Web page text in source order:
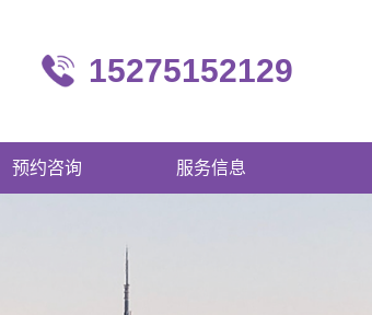
15275152129
预约咨询 服务信息